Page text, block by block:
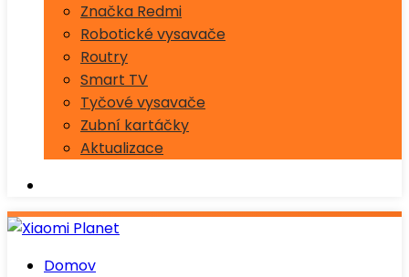
Značka Redmi
Robotické vysavače
Routry
Smart TV
Tyčové vysavače
Zubní kartáčky
Aktualizace
Domov